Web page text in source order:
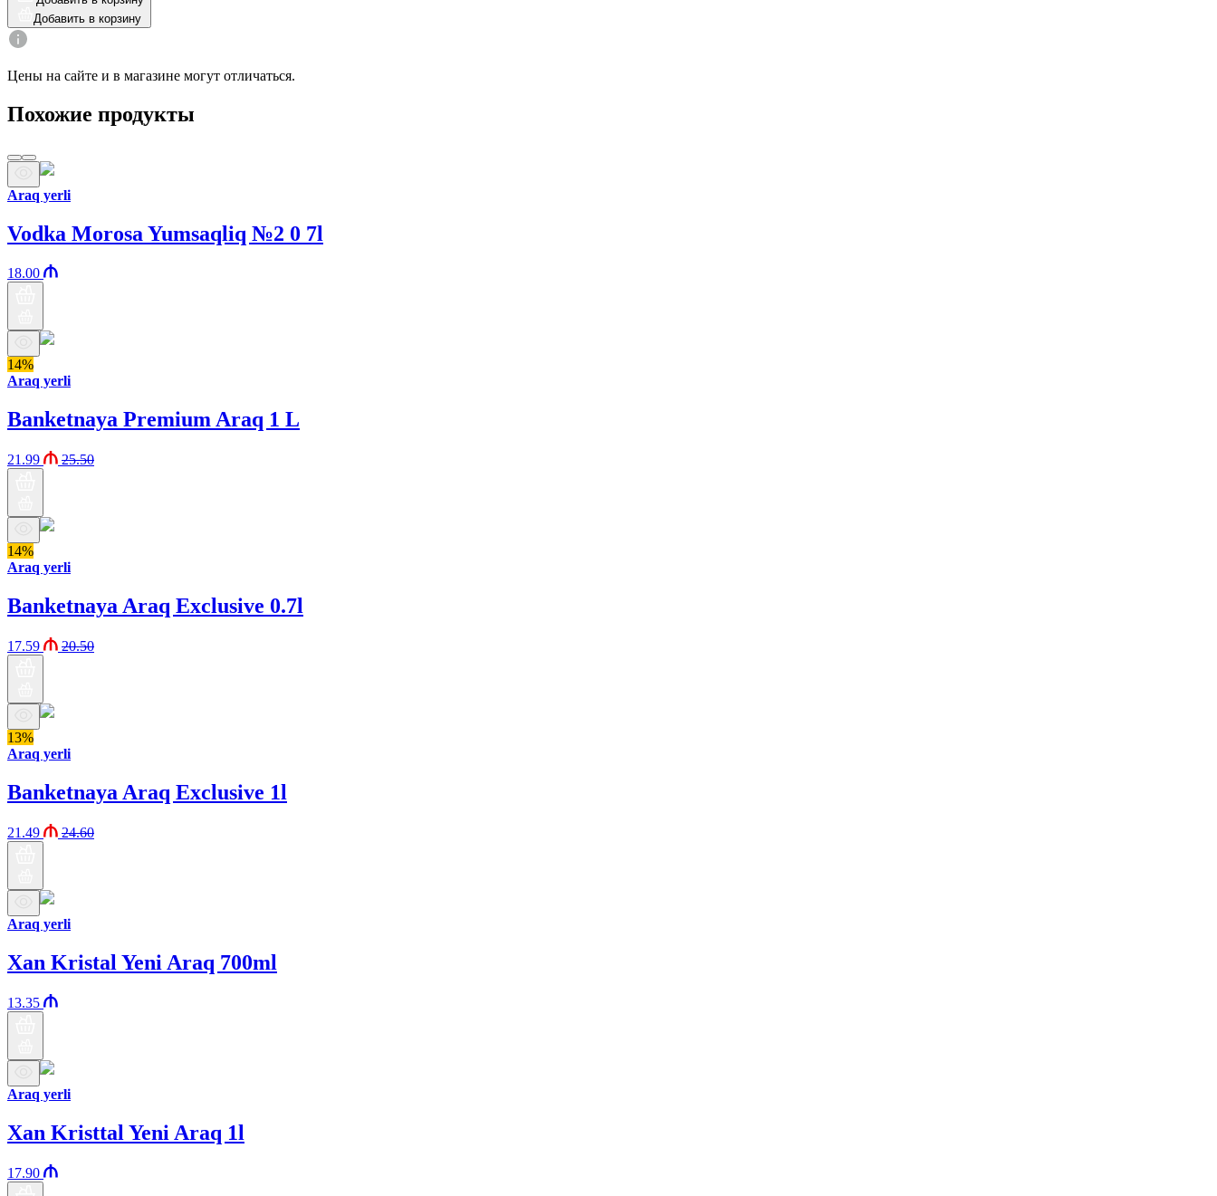
Добавить в корзину
Цены на сайте и в магазине могут отличаться.
Похожие продукты
Araq yerli
Vodka Morosa Yumsaqliq №2 0 7l
18.00
14%
Araq yerli
Banketnaya Premium Araq 1 L
21.99 25.50
14%
Araq yerli
Banketnaya Araq Exclusive 0.7l
17.59 20.50
13%
Araq yerli
Banketnaya Araq Exclusive 1l
21.49 24.60
Araq yerli
Xan Kristal Yeni Araq 700ml
13.35
Araq yerli
Xan Kristtal Yeni Araq 1l
17.90